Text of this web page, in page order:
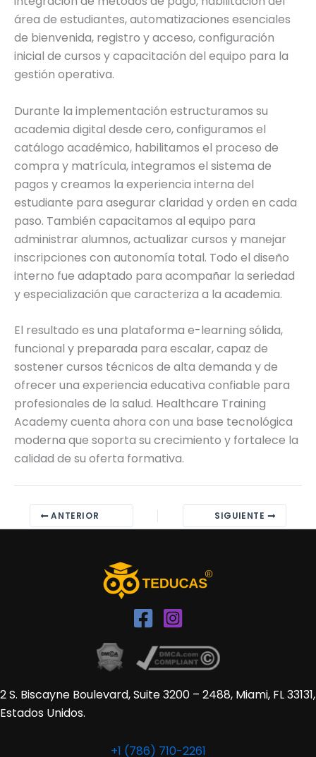
área de estudiantes, automatizaciones esenciales
de bienvenida, registro y acceso, configuración
inicial de cursos y capacitación del equipo para la
gestión operativa.
Durante la implementación estructuramos su
academia digital desde cero, configuramos el
catálogo académico, habilitamos el proceso de
compra y matrícula, integramos el sistema de
pagos y creamos la experiencia interna del
estudiante para asegurar claridad y orden en cada
paso. También capacitamos al equipo para
administrar alumnos, actualizar cursos y manejar
inscripciones con autonomía total. Todo el diseño
interno fue adaptado para acompañar la seriedad
y especialización que caracteriza a la academia.
El resultado es una plataforma e-learning sólida,
funcional y preparada para escalar, capaz de
sostener cursos técnicos de alta demanda y de
ofrecer una experiencia educativa confiable para
profesionales de la salud. Healthcare Training
Academy cuenta ahora con una base tecnológica
moderna que soporta su crecimiento y fortalece la
calidad de su oferta formativa.
ANTERIOR SIGUIENTE
2 S. Biscayne Boulevard, Suite 3200 – 2488, Miami, FL 33131,
Estados Unidos.
+1 (786) 710-2261